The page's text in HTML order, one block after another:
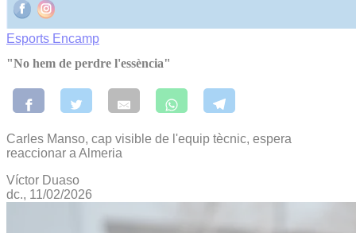
Esports Encamp
"No hem de perdre l'essència"
Carles Manso, cap visible de l'equip tècnic, espera
reaccionar a Almeria
Víctor Duaso
dc., 11/02/2026